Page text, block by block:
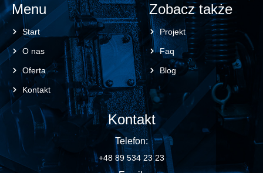
Menu
Start
O nas
Oferta
Kontakt
Zobacz także
Projekt
Faq
Blog
Kontakt
Telefon:
+48 89 534 23 23